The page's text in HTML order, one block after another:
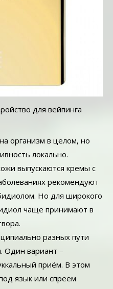
для вейпинга
организм в целом, но
локально.
выпускаются кремы с
рекомендуют
Но для широкого
чаще принимают в
разных пути
Один вариант –
приём. В этом
язык или спреем